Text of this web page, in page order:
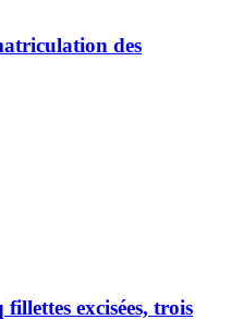
des
excisées, trois